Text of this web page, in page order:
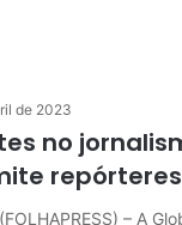
de 2023
no
– A